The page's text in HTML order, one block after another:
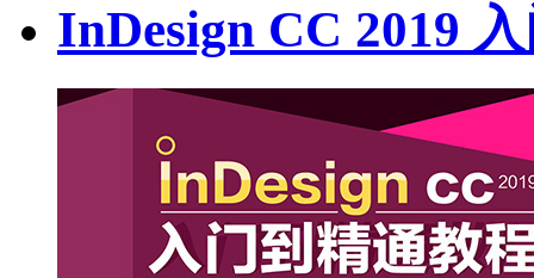
InDesign CC 2019